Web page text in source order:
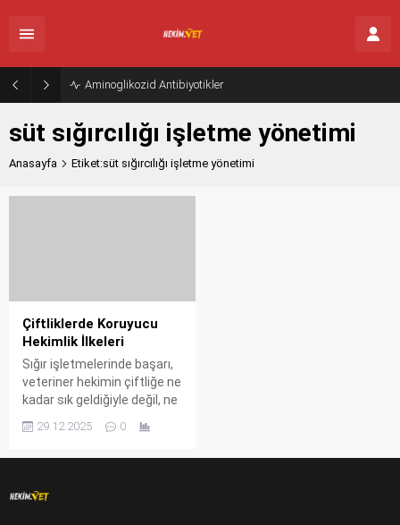
Aminoglikozid Antibiyotikler
süt sığırcılığı işletme yönetimi
Anasayfa Etiket:süt sığırcılığı işletme yönetimi
Çiftliklerde Koruyucu
Hekimlik İlkeleri
Sığır işletmelerinde başarı,
veteriner hekimin çiftliğe ne
kadar sık geldiğiyle değil, ne
çağrıldığıyla ölçülür. Bir ineği
zamanda dökülen süt,
29.12.2025 0